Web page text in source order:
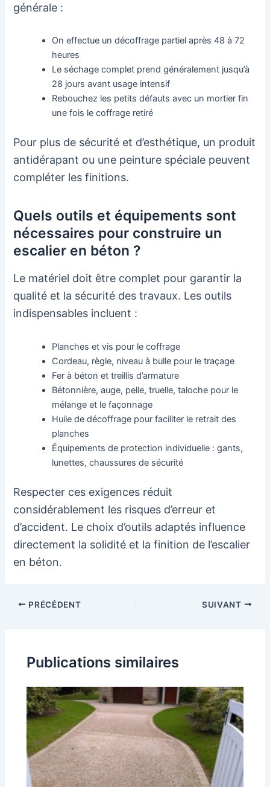
générale :
On effectue un décoffrage partiel après 48 à 72
heures
Le séchage complet prend généralement jusqu’à
28 jours avant usage intensif
Rebouchez les petits défauts avec un mortier fin
une fois le coffrage retiré
Pour plus de sécurité et d’esthétique, un produit
antidérapant ou une peinture spéciale peuvent
compléter les finitions.
Quels outils et équipements sont
nécessaires pour construire un
escalier en béton ?
Le matériel doit être complet pour garantir la
qualité et la sécurité des travaux. Les outils
indispensables incluent :
Planches et vis pour le coffrage
Cordeau, règle, niveau à bulle pour le traçage
Fer à béton et treillis d’armature
Bétonnière, auge, pelle, truelle, taloche pour le
mélange et le façonnage
Huile de décoffrage pour faciliter le retrait des
planches
Équipements de protection individuelle : gants,
lunettes, chaussures de sécurité
Respecter ces exigences réduit
considérablement les risques d’erreur et
d’accident. Le choix d’outils adaptés influence
directement la solidité et la finition de l’escalier
en béton.
NavigationPRÉCÉDENT SUIVANT
Publications similaires